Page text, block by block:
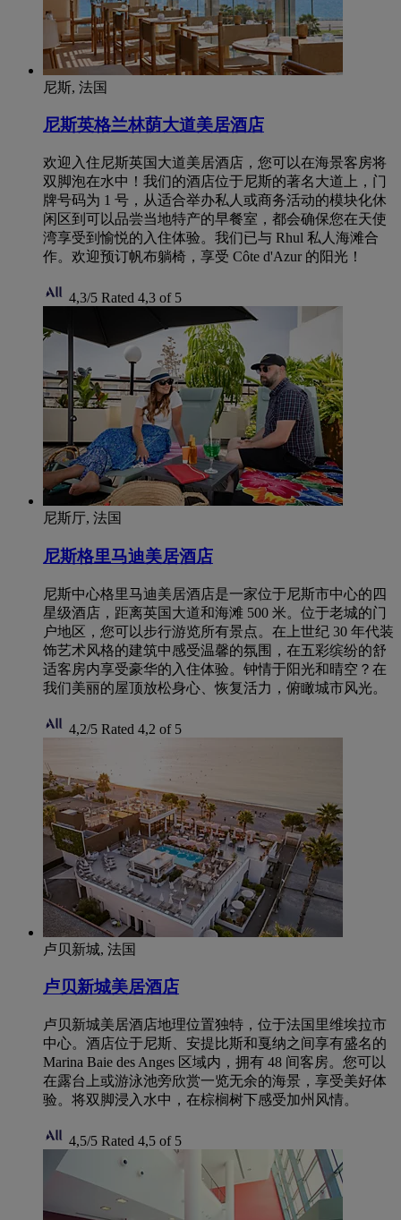
尼斯, 法国
尼斯英格兰林荫大道美居酒店
欢迎入住尼斯英国大道美居酒店，您可以在海景客房将
双脚泡在水中！我们的酒店位于尼斯的著名大道上，门
牌号码为 1 号，从适合举办私人或商务活动的模块化休
闲区到可以品尝当地特产的早餐室，都会确保您在天使
湾享受到愉悦的入住体验。我们已与 Rhul 私人海滩合
作。欢迎预订帆布躺椅，享受 Côte d'Azur 的阳光！
4,3/5 Rated 4,3 of 5
尼斯厅, 法国
尼斯格里马迪美居酒店
尼斯中心格里马迪美居酒店是一家位于尼斯市中心的四
星级酒店，距离英国大道和海滩 500 米。位于老城的门
户地区，您可以步行游览所有景点。在上世纪 30 年代装
饰艺术风格的建筑中感受温馨的氛围，在五彩缤纷的舒
适客房内享受豪华的入住体验。钟情于阳光和晴空？在
我们美丽的屋顶放松身心、恢复活力，俯瞰城市风光。
4,2/5 Rated 4,2 of 5
卢贝新城, 法国
卢贝新城美居酒店
卢贝新城美居酒店地理位置独特，位于法国里维埃拉市
中心。酒店位于尼斯、安提比斯和戛纳之间享有盛名的
Marina Baie des Anges 区域内，拥有 48 间客房。您可以
在露台上或游泳池旁欣赏一览无余的海景，享受美好体
验。将双脚浸入水中，在棕榈树下感受加州风情。
4,5/5 Rated 4,5 of 5